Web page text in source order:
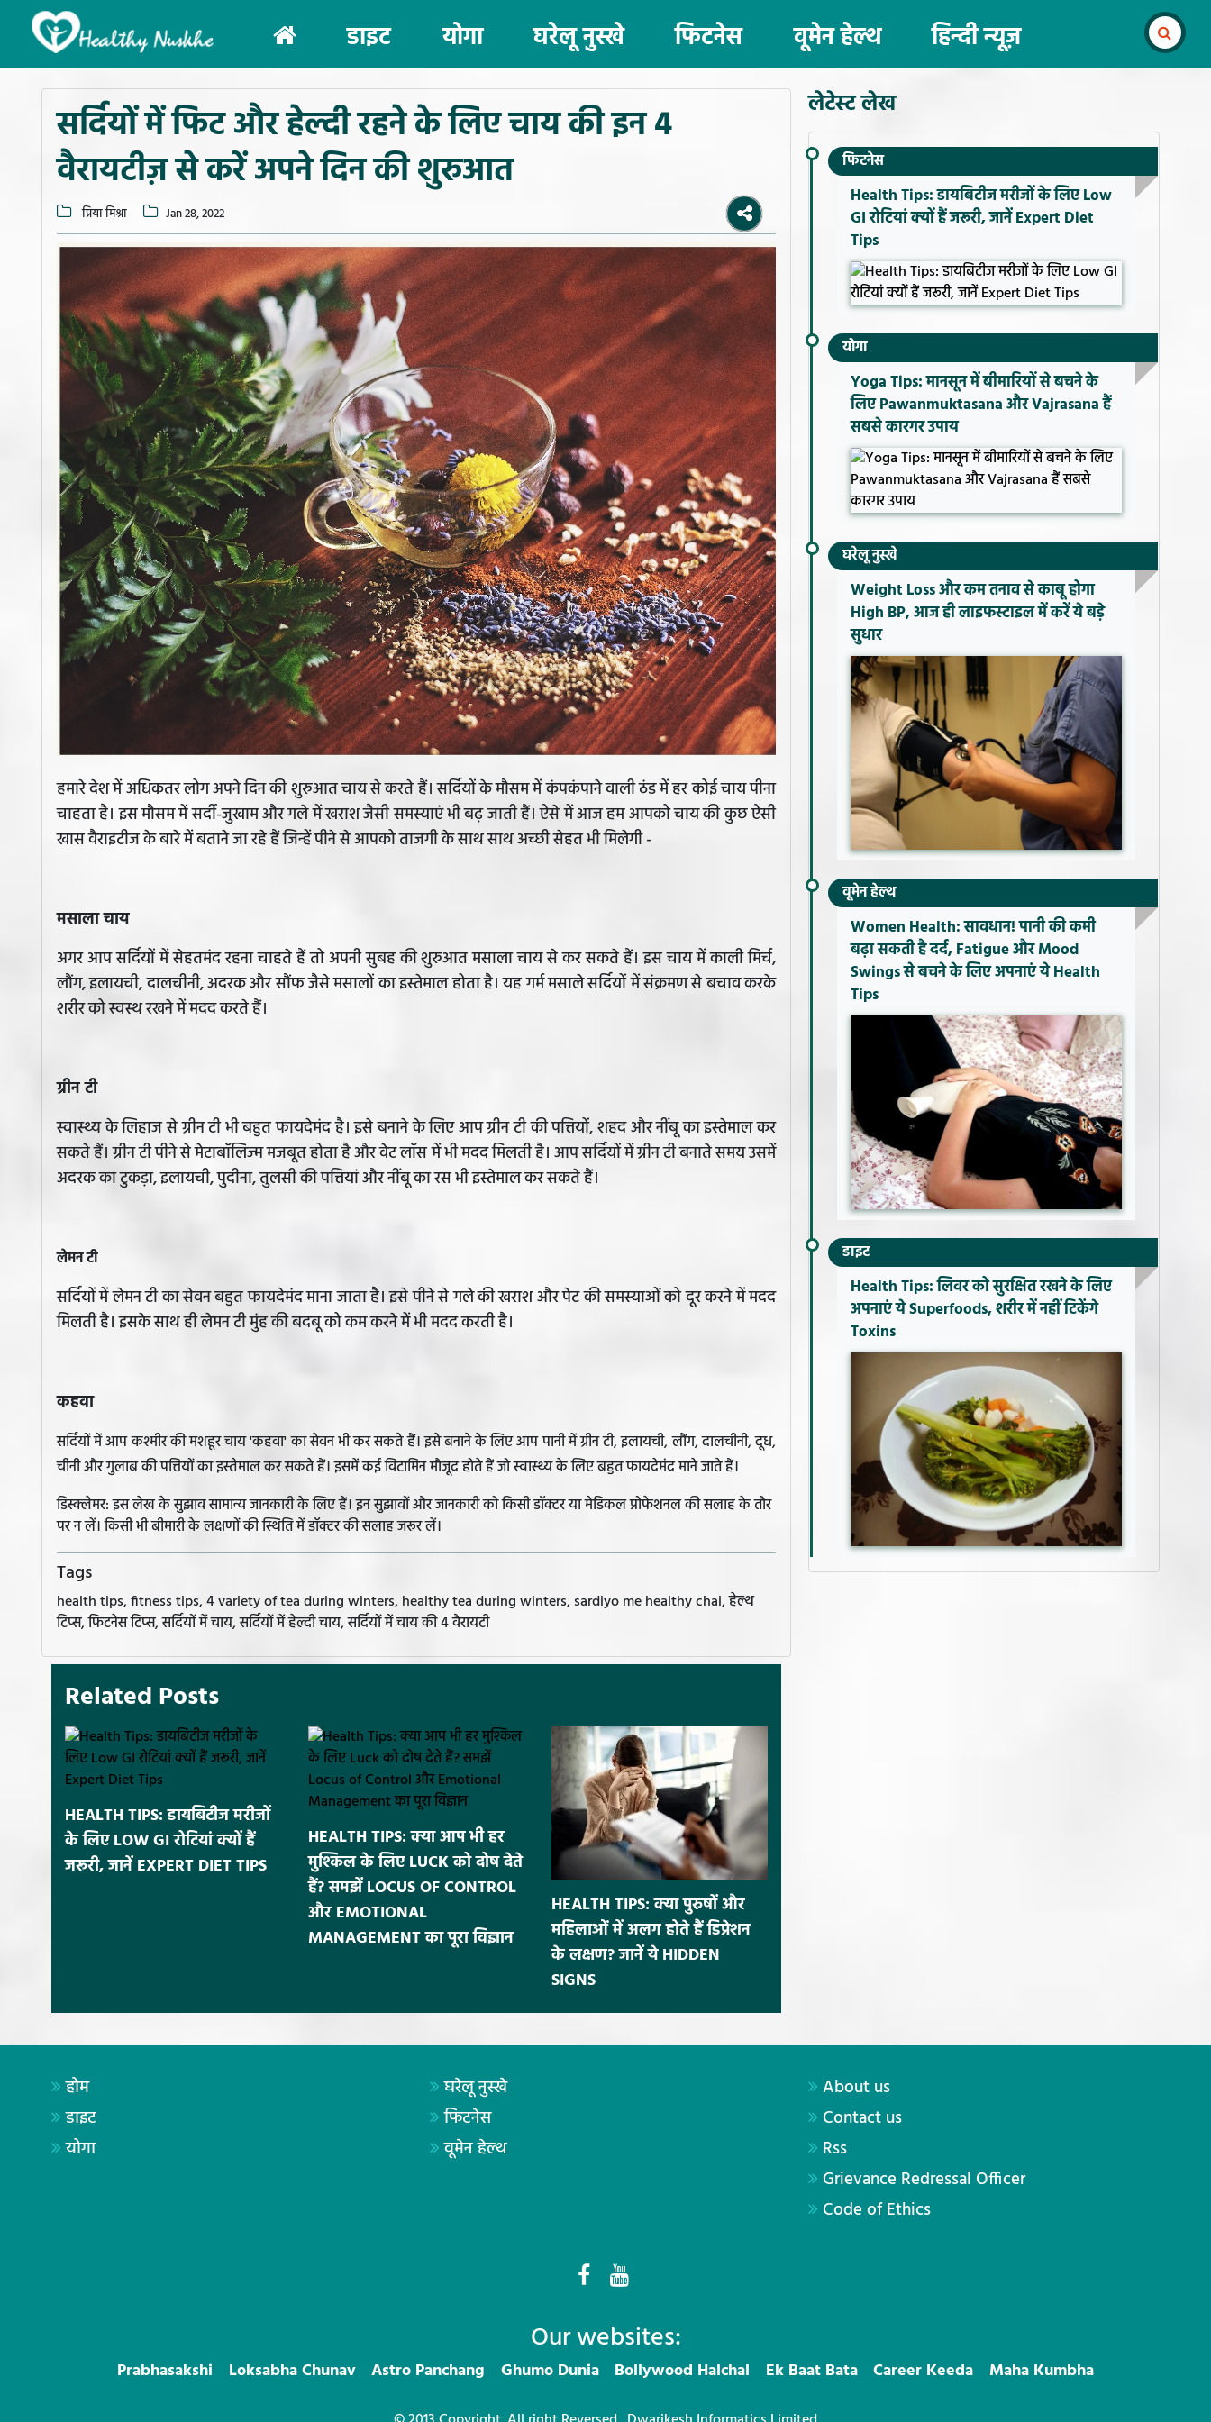
(current)
डाइट योगा घरेलू नुस्खे फिटनेस वूमेन हेल्थ हिन्दी न्यूज़
सर्दियों में फिट और हेल्दी रहने के लिए चाय की इन 4
वैरायटीज़ से करें अपने दिन की शुरुआत
प्रिया मिश्रा Jan 28, 2022
हमारे देश में अधिकतर लोग अपने दिन की शुरुआत चाय से करते हैं। सर्दियों के मौसम में कंपकंपाने वाली ठंड में हर कोई चाय पीना
चाहता है। इस मौसम में सर्दी-जुखाम और गले में खराश जैसी समस्याएं भी बढ़ जाती हैं। ऐसे में आज हम आपको चाय की कुछ ऐसी
खास वैराइटीज के बारे में बताने जा रहे हैं जिन्हें पीने से आपको ताजगी के साथ साथ अच्छी सेहत भी मिलेगी -
मसाला चाय
अगर आप सर्दियों में सेहतमंद रहना चाहते हैं तो अपनी सुबह की शुरुआत मसाला चाय से कर सकते हैं। इस चाय में काली मिर्च,
लौंग, इलायची, दालचीनी, अदरक और सौंफ जैसे मसालों का इस्तेमाल होता है। यह गर्म मसाले सर्दियों में संक्रमण से बचाव करके
शरीर को स्वस्थ रखने में मदद करते हैं।
ग्रीन टी
स्वास्थ्य के लिहाज से ग्रीन टी भी बहुत फायदेमंद है। इसे बनाने के लिए आप ग्रीन टी की पत्तियों, शहद और नींबू का इस्तेमाल कर
सकते हैं। ग्रीन टी पीने से मेटाबॉलिज्म मजबूत होता है और वेट लॉस में भी मदद मिलती है। आप सर्दियों में ग्रीन टी बनाते समय उसमें
अदरक का टुकड़ा, इलायची, पुदीना, तुलसी की पत्तियां और नींबू का रस भी इस्तेमाल कर सकते हैं।
लेमन टी
सर्दियों में लेमन टी का सेवन बहुत फायदेमंद माना जाता है। इसे पीने से गले की खराश और पेट की समस्याओं को दूर करने में मदद
मिलती है। इसके साथ ही लेमन टी मुंह की बदबू को कम करने में भी मदद करती है।
कहवा
सर्दियों में आप कश्मीर की मशहूर चाय 'कहवा' का सेवन भी कर सकते हैं। इसे बनाने के लिए आप पानी में ग्रीन टी, इलायची, लौंग, दालचीनी, दूध,
चीनी और गुलाब की पत्तियों का इस्तेमाल कर सकते हैं। इसमें कई विटामिन मौजूद होते हैं जो स्वास्थ्य के लिए बहुत फायदेमंद माने जाते हैं।
डिस्क्लेमर: इस लेख के सुझाव सामान्य जानकारी के लिए हैं। इन सुझावों और जानकारी को किसी डॉक्टर या मेडिकल प्रोफेशनल की सलाह के तौर
पर न लें। किसी भी बीमारी के लक्षणों की स्थिति में डॉक्टर की सलाह जरूर लें।
Tags
health tips, fitness tips, 4 variety of tea during winters, healthy tea during winters, sardiyo me healthy chai, हेल्थ
टिप्स, फिटनेस टिप्स, सर्दियों में चाय, सर्दियों में हेल्दी चाय, सर्दियों में चाय की 4 वैरायटी
Related Posts
HEALTH TIPS: डायबिटीज मरीजों
के लिए LOW GI रोटियां क्यों हैं
जरूरी, जानें EXPERT DIET TIPS
HEALTH TIPS: क्या आप भी हर
मुश्किल के लिए LUCK को दोष देते
हैं? समझें LOCUS OF CONTROL
और EMOTIONAL
MANAGEMENT का पूरा विज्ञान
HEALTH TIPS: क्या पुरुषों और
महिलाओं में अलग होते हैं डिप्रेशन
के लक्षण? जानें ये HIDDEN
SIGNS
लेटेस्ट लेख
फिटनेस
Health Tips: डायबिटीज मरीजों के लिए Low
GI रोटियां क्यों हैं जरूरी, जानें Expert Diet
Tips
योगा
Yoga Tips: मानसून में बीमारियों से बचने के
लिए Pawanmuktasana और Vajrasana हैं
सबसे कारगर उपाय
घरेलू नुस्खे
Weight Loss और कम तनाव से काबू होगा
High BP, आज ही लाइफस्टाइल में करें ये बड़े
सुधार
वूमेन हेल्थ
Women Health: सावधान! पानी की कमी
बढ़ा सकती है दर्द, Fatigue और Mood
Swings से बचने के लिए अपनाएं ये Health
Tips
डाइट
Health Tips: लिवर को सुरक्षित रखने के लिए
अपनाएं ये Superfoods, शरीर में नहीं टिकेंगे
Toxins
होम
डाइट
योगा
घरेलू नुस्खे
फिटनेस
वूमेन हेल्थ
About us
Contact us
Rss
Grievance Redressal Officer
Code of Ethics
Our websites:
Prabhasakshi Loksabha Chunav Astro Panchang Ghumo Dunia Bollywood Halchal Ek Baat Bata Career Keeda Maha Kumbha